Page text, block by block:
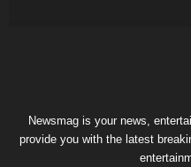
Newsmag is your news,
provide you with the latest